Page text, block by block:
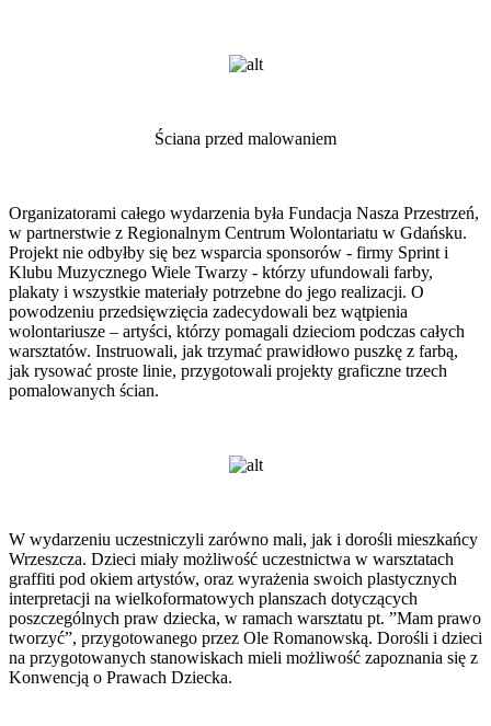
Ściana przed malowaniem
Organizatorami całego wydarzenia była Fundacja Nasza Przestrzeń,
w partnerstwie z Regionalnym Centrum Wolontariatu w Gdańsku.
Projekt nie odbyłby się bez wsparcia sponsorów - firmy Sprint i
Klubu Muzycznego Wiele Twarzy - którzy ufundowali farby,
plakaty i wszystkie materiały potrzebne do jego realizacji. O
powodzeniu przedsięwzięcia zadecydowali bez wątpienia
wolontariusze – artyści, którzy pomagali dzieciom podczas całych
warsztatów. Instruowali, jak trzymać prawidłowo puszkę z farbą,
jak rysować proste linie, przygotowali projekty graficzne trzech
pomalowanych ścian.
W wydarzeniu uczestniczyli zarówno mali, jak i dorośli mieszkańcy
Wrzeszcza. Dzieci miały możliwość uczestnictwa w warsztatach
graffiti pod okiem artystów, oraz wyrażenia swoich plastycznych
interpretacji na wielkoformatowych planszach dotyczących
poszczególnych praw dziecka, w ramach warsztatu pt. ”Mam prawo
tworzyć”, przygotowanego przez Ole Romanowską. Dorośli i dzieci
na przygotowanych stanowiskach mieli możliwość zapoznania się z
Konwencją o Prawach Dziecka.